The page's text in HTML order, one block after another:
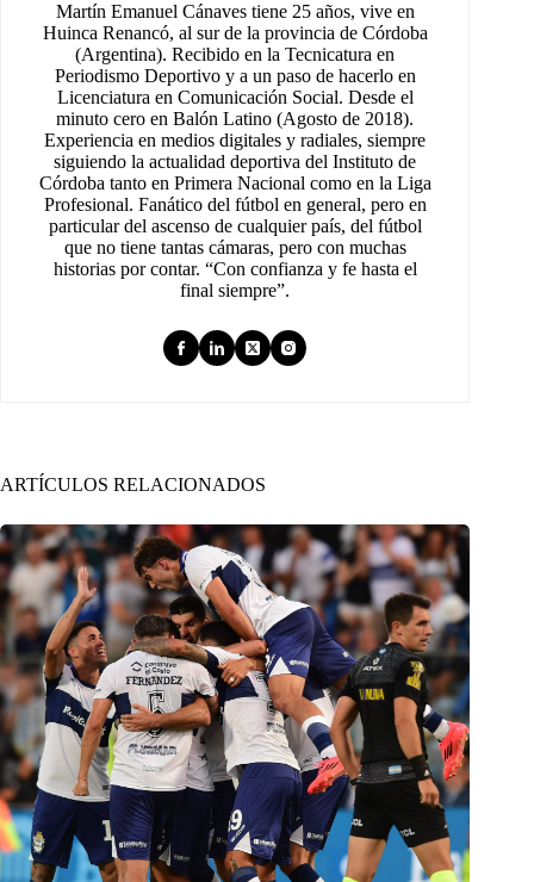
Martín Emanuel Cánaves tiene 25 años, vive en
Huinca Renancó, al sur de la provincia de Córdoba
(Argentina). Recibido en la Tecnicatura en
Periodismo Deportivo y a un paso de hacerlo en
Licenciatura en Comunicación Social. Desde el
minuto cero en Balón Latino (Agosto de 2018).
Experiencia en medios digitales y radiales, siempre
siguiendo la actualidad deportiva del Instituto de
Córdoba tanto en Primera Nacional como en la Liga
Profesional. Fanático del fútbol en general, pero en
particular del ascenso de cualquier país, del fútbol
que no tiene tantas cámaras, pero con muchas
historias por contar. “Con confianza y fe hasta el
final siempre”.
ARTÍCULOS RELACIONADOS